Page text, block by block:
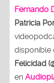
Fernando
Patricia
disponible
Felicidad
en